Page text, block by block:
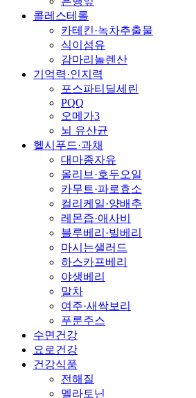
콜레스테롤
카테킨·녹차추출물
식이섬유
감마리놀렌산
기억력·인지력
포스파티딜세린
PQQ
오메가3
뇌 유산균
헬시푸드·과채
대마종자유
올리브·호두오일
카무트·파로효소
컬리케일·양배추
레몬즙·애사비
블루베리·빌베리
마시는샐러드
하스카프베리
야생베리
말차
여주·새싹보리
푸룬주스
수면건강
요로건강
건강식품
전해질
멜라토닌